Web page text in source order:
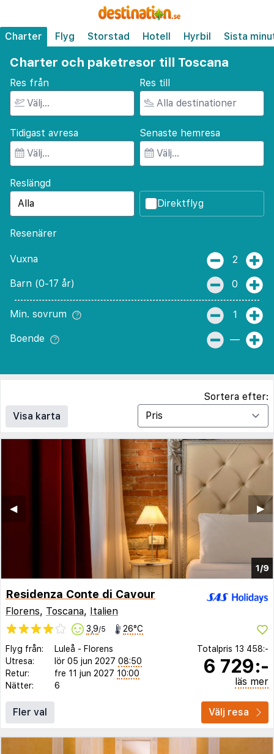
Charter Flyg Storstad Hotell Hyrbil Sista
Charter och paketresor till Toscana
Res från Res till
Tidigast avresa Senaste hemresa
Reslängd
Direktflyg
Resenärer
Vuxna 2
Barn (0-17 år) 0
Min. sovrum 1
Boende —
Visa karta
Sortera efter:
1/9
▶︎
◀︎
Residenza Conte di Cavour
Florens, Toscana, Italien
3,9/5 26°C
Flyg från: Luleå - Florens
Utresa:
lör 05 jun 2027 08:50
Retur:
fre 11 jun 2027 10:00
Nätter:
6
Totalpris 13 458:-
6 729:-
läs mer
Fler val Välj resa